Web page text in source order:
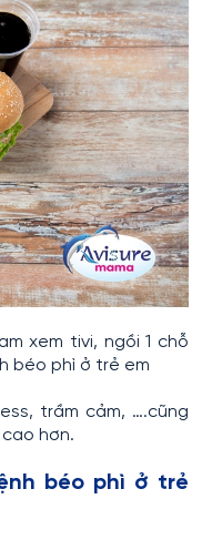
xem tivi, ngồi 1 chỗ
béo phì ở trẻ em
trầm cảm, ….cũng
hơn.
béo phì ở trẻ